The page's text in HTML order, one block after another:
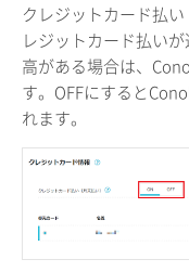
クレジットカード払
レジットカード払い
高がある場合は、
す。OFFにすると
れます。